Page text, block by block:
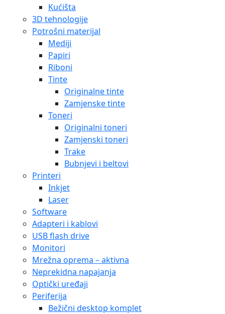
Kućišta
3D tehnologije
Potrošni materijal
Mediji
Papiri
Riboni
Tinte
Originalne tinte
Zamjenske tinte
Toneri
Originalni toneri
Zamjenski toneri
Trake
Bubnjevi i beltovi
Printeri
Inkjet
Laser
Software
Adapteri i kablovi
USB flash drive
Monitori
Mrežna oprema – aktivna
Neprekidna napajanja
Optički uređaji
Periferija
Bežični desktop komplet